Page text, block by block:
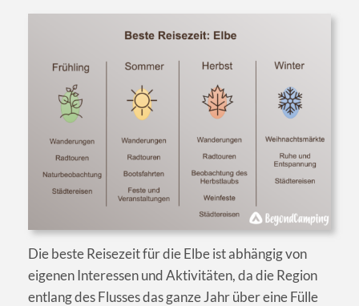
Die beste Reisezeit für die Elbe ist abhängig von
eigenen Interessen und Aktivitäten, da die Region
entlang des Flusses das ganze Jahr über eine Fülle